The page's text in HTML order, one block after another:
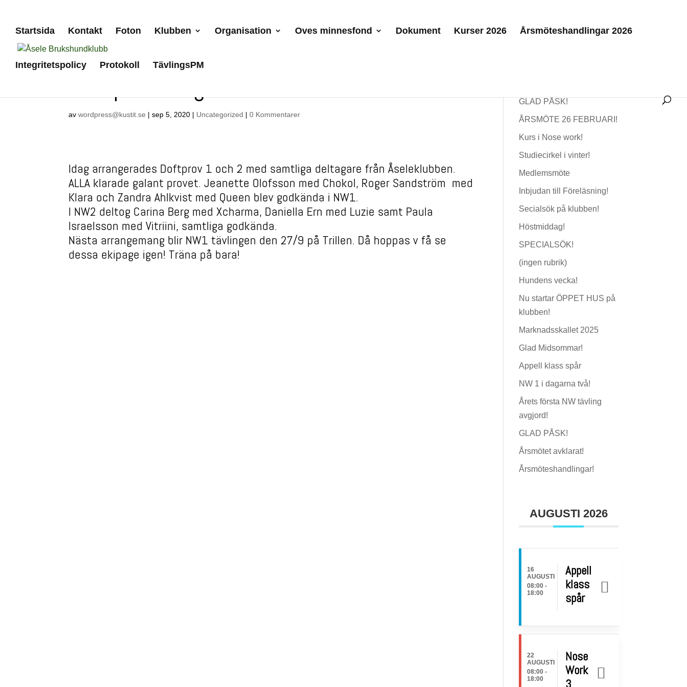
Startsida Kontakt Foton Klubben Organisation Oves minnesfond Dokument Kurser 2026 Årsmöteshandlingar 2026
Integritetspolicy Protokoll TävlingsPM
avwordpress@kustit.se |sep 5, 2020 | Uncategorized |0 Kommentarer
Idag arrangerades Doftprov 1 och 2 med samtliga deltagare från Åseleklubben.
ALLA klarade galant provet. Jeanette Olofsson med Chokol, Roger Sandström med
Klara och Zandra Ahlkvist med Queen blev godkända i NW1.
I NW2 deltog Carina Berg med Xcharma, Daniella Ern med Luzie samt Paula
Israelsson med Vitriini, samtliga godkända.
Nästa arrangemang blir NW1 tävlingen den 27/9 på Trillen. Då hoppas v få se
dessa ekipage igen! Träna på bara!
GLAD PÅSK!
ÅRSMÖTE 26 FEBRUARI!
Kurs i Nose work!
Studiecirkel i vinter!
Medlemsmöte
Inbjudan till Föreläsning!
Secialsök på klubben!
Höstmiddag!
SPECIALSÖK!
(ingen rubrik)
Hundens vecka!
Nu startar ÖPPET HUS på
klubben!
Marknadsskallet 2025
Glad Midsommar!
Appell klass spår
NW 1 i dagarna två!
Årets första NW tävling
avgjord!
GLAD PÅSK!
Årsmötet avklarat!
Årsmöteshandlingar!
AUGUSTI 2026
16
AUGUSTI
08:00 -
18:00
Appell
klass
spår
22
AUGUSTI
08:00 -
18:00
Nose
Work
3